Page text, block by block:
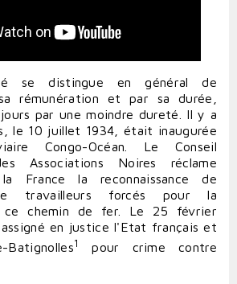
se distingue en général de
rémunération et par sa durée,
par une moindre dureté. Il y a
le 10 juillet 1934, était inaugurée
Congo-Océan. Le Conseil
Associations Noires réclame
France la reconnaissance de
travailleurs forcés pour la
ce chemin de fer. Le 25 février
assigné en justice l'Etat français et
1
pour crime contre